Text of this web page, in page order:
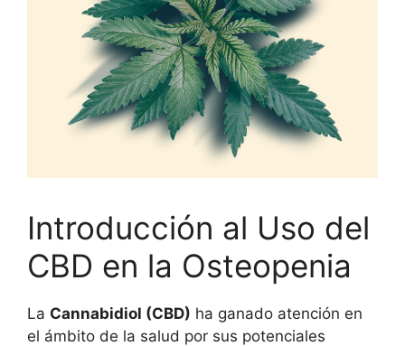
Introducción al Uso del
CBD en la Osteopenia
La Cannabidiol (CBD) ha ganado atención en
el ámbito de la salud por sus potenciales